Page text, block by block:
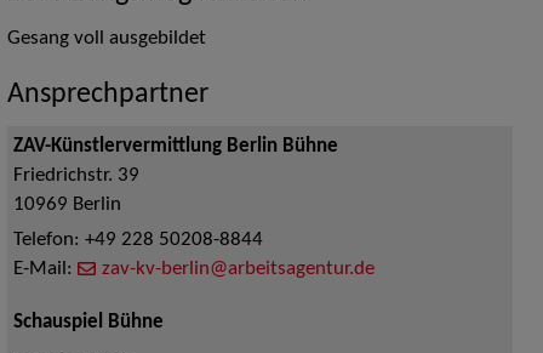
Gesang voll ausgebildet
Ansprechpartner
ZAV-Künstlervermittlung Berlin Bühne
Friedrichstr. 39
10969 Berlin
Telefon: +49 228 50208-8844
E-Mail:
zav-kv-berlin@arbeitsagentur.de
Schauspiel Bühne